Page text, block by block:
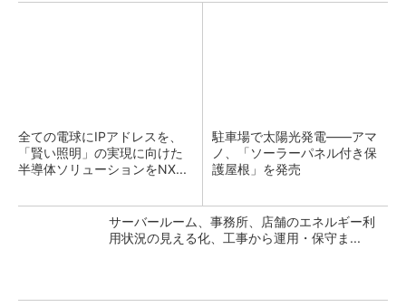
全ての電球にIPアドレスを、
「賢い照明」の実現に向けた
半導体ソリューションをNX...
駐車場で太陽光発電――アマ
ノ、「ソーラーパネル付き保
護屋根」を発売
サーバールーム、事務所、店舗のエネルギー利
用状況の見える化、工事から運用・保守ま...